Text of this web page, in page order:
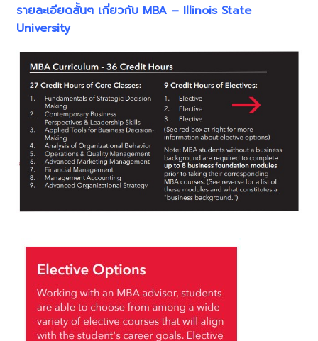
รายละเอียดสั้นๆ เกี่ยวกับ MBA – Illinois State
University